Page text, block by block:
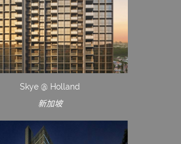
Skye @ Holland
新加坡